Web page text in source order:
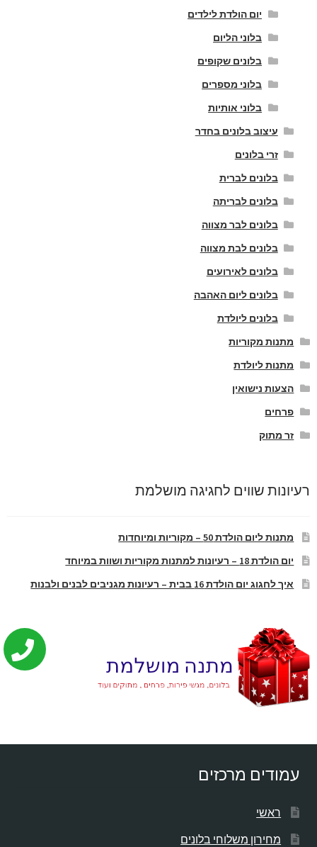
יום הולדת לילדים
בלוני הליום
בלונים שקופים
בלוני מספרים
בלוני אותיות
עיצוב בלונים בחדר
זרי בלונים
בלונים לברית
בלונים לבריתה
בלונים לבר מצווה
בלונים לבת מצווה
בלונים לאירועים
בלונים ליום האהבה
בלונים ליולדת
מתנות מקוריות
מתנות ליולדת
הצעות נישואין
פרחים
זר מתוק
רעיונות שווים לחגיגה מושלמת
מתנות ליום הולדת 50 – מקוריות ומיוחדות
יום הולדת 18 – רעיונות למתנות מקוריות ושוות במיוחד
איך לחגוג יום הולדת 16 בבית – רעיונות מגניבים לבנים ולבנות
עמודים מרכזים
ראשי
מחירון משלוחי בלונים